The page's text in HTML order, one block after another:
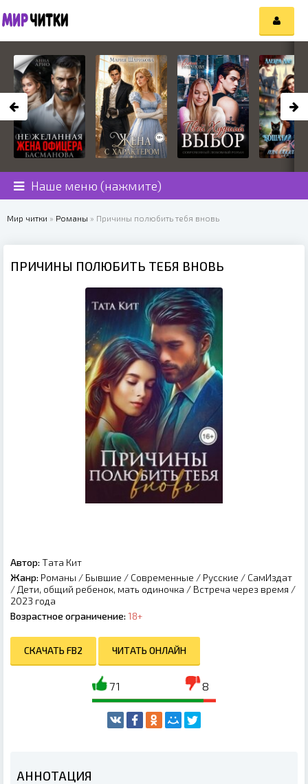
Наше меню (нажмите)
Мир читки » Романы » Причины полюбить тебя вновь
ПРИЧИНЫ ПОЛЮБИТЬ ТЕБЯ ВНОВЬ
Автор: Тата Кит
Жанр: Романы / Бывшие / Современные / Русские / СамИздат
/ Дети, общий ребенок, мать одиночка / Встреча через время /
2023 года
Возрастное ограничение: 18+
СКАЧАТЬ FB2 ЧИТАТЬ ОНЛАЙН
71 8
АННОТАЦИЯ